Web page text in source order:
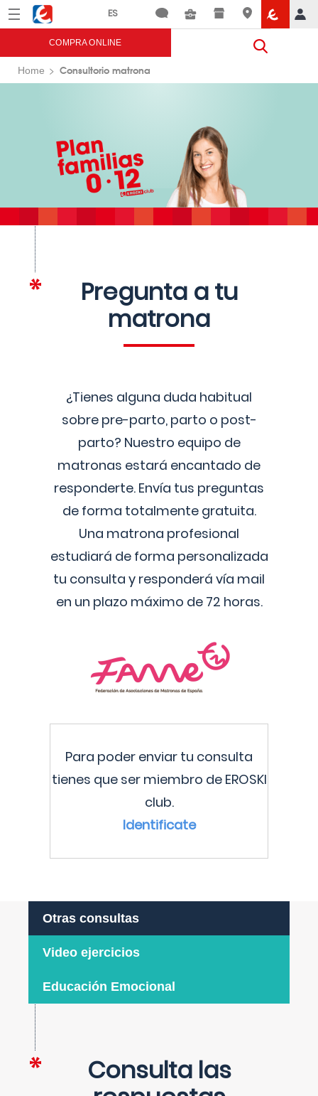
Menú Eroski
COMPRA ONLINE
Home Consultorio matrona
Pregunta a tu
matrona
¿Tienes alguna duda habitual
sobre pre-parto, parto o post-
parto? Nuestro equipo de
matronas estará encantado de
responderte. Envía tus preguntas
de forma totalmente gratuita.
Una matrona profesional
estudiará de forma personalizada
tu consulta y responderá vía mail
en un plazo máximo de 72 horas.
Para poder enviar tu consulta
tienes que ser miembro de EROSKI
club.
Identificate
Otras consultas
Video ejercicios
Educación Emocional
Consulta las